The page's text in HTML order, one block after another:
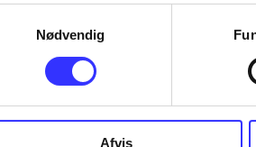
Nødvendig
Afvis
...